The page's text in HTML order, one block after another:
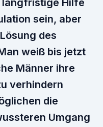
langfristige Hilfe
sein, aber
des
weiß bis jetzt
Männer ihre
verhindern
die
Umgang